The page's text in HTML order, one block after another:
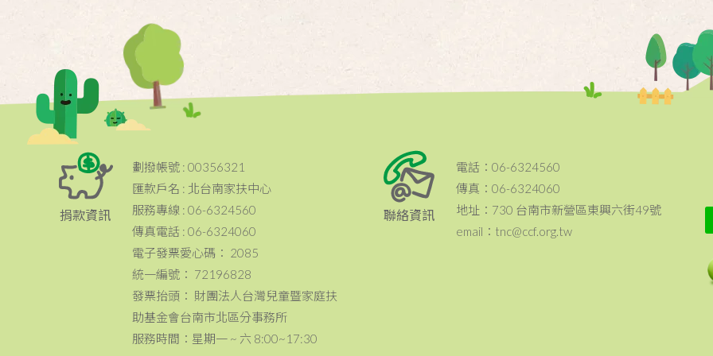
捐款資訊
劃撥帳號 : 00356321
匯款戶名 : 北台南家扶中心
服務專線 : 06-6324560
傳真電話 : 06-6324060
電子發票愛心碼： 2085
統一編號： 72196828
發票抬頭： 財團法人台灣兒童暨家庭扶
助基金會台南市北區分事務所
服務時間：星期一 ~ 六 8:00~17:30
聯絡資訊
電話：06-6324560
傳真：06-6324060
地址：730 台南市新營區東興六街49號
email：tnc@ccf.org.tw